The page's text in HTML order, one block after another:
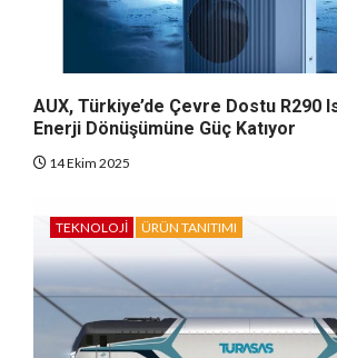
AUX, Türkiye’de Çevre Dostu R290
Enerji Dönüşümüne Güç Katıyor
14 Ekim 2025
TEKNOLOJI ÜRÜN TANITIMI